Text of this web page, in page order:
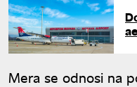
Mera se odnosi na